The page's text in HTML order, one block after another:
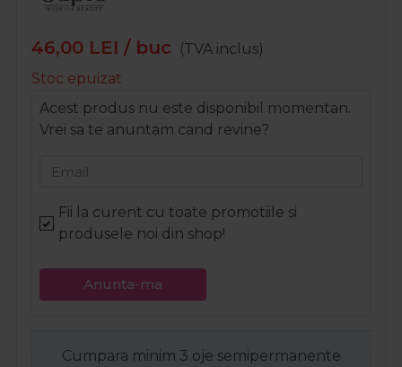
46,00 LEI / buc
(TVA inclus)
Stoc epuizat
Acest produs nu este disponibil momentan.
Vrei sa te anuntam cand revine?
Email
Fii la curent cu toate promotiile si
produsele noi din shop!
Anunta-ma
Cumpara minim 3 oje semipermanente